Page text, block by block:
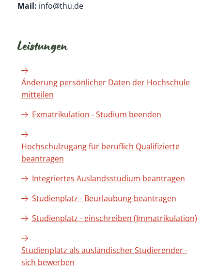
Mail: info@thu.de
Leistungen
Änderung persönlicher Daten der Hochschule
mitteilen
Exmatrikulation - Studium beenden
Hochschulzugang für beruflich Qualifizierte
beantragen
Integriertes Auslandsstudium beantragen
Studienplatz - Beurlaubung beantragen
Studienplatz - einschreiben (Immatrikulation)
Studienplatz als ausländischer Studierender -
sich bewerben